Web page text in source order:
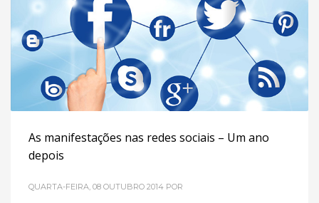
POSTADO EM
MARKETING DIGITAL PARA PME´S
TAGGED UNDER:
TABELA PERIÓDICA DO MARKETING
As manifestações nas redes sociais – Um ano
depois
QUARTA-FEIRA, 08 OUTUBRO 2014 POR